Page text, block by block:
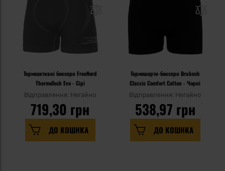
Термоактивні боксери FreeNord
ThermoTech Evo - Сірі
Відправлення: Негайно
719,30 грн
ДО КОШИКА
Термошорти-боксери Brubeck
Classic Comfort Cotton - Чорні
Відправлення: Негайно
538,97 грн
ДО КОШИКА